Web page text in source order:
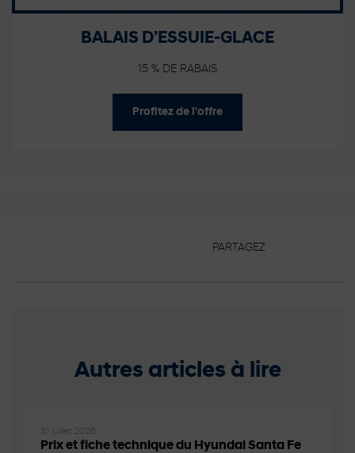
BALAIS D’ESSUIE-GLACE
15 % DE RABAIS
Profitez de l'offre
PARTAGEZ
Autres articles à lire
31 juillet 2026
Prix et fiche technique du Hyundai Santa Fe